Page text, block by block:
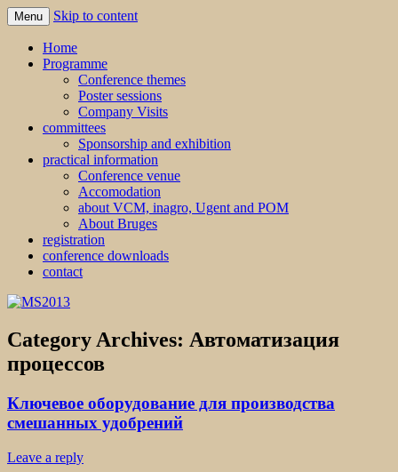
MS2013
Menu Skip to content
Home
Programme
Conference themes
Poster sessions
Company Visits
committees
Sponsorship and exhibition
practical information
Conference venue
Accomodation
about VCM, inagro, Ugent and POM
About Bruges
registration
conference downloads
contact
Category Archives: Автоматизация
процессов
Ключевое оборудование для производства
смешанных удобрений
Leave a reply